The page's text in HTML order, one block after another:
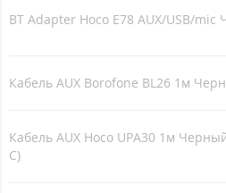
BT Adapter Hoco E78 AUX/USB/mic
Кабель AUX Borofone BL26 1м
Кабель AUX Hoco UPA30 1м
C)